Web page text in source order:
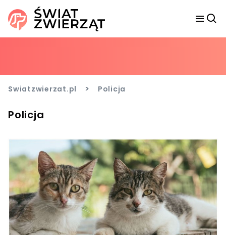
Swiatzwierzat.pl > Policja
Policja